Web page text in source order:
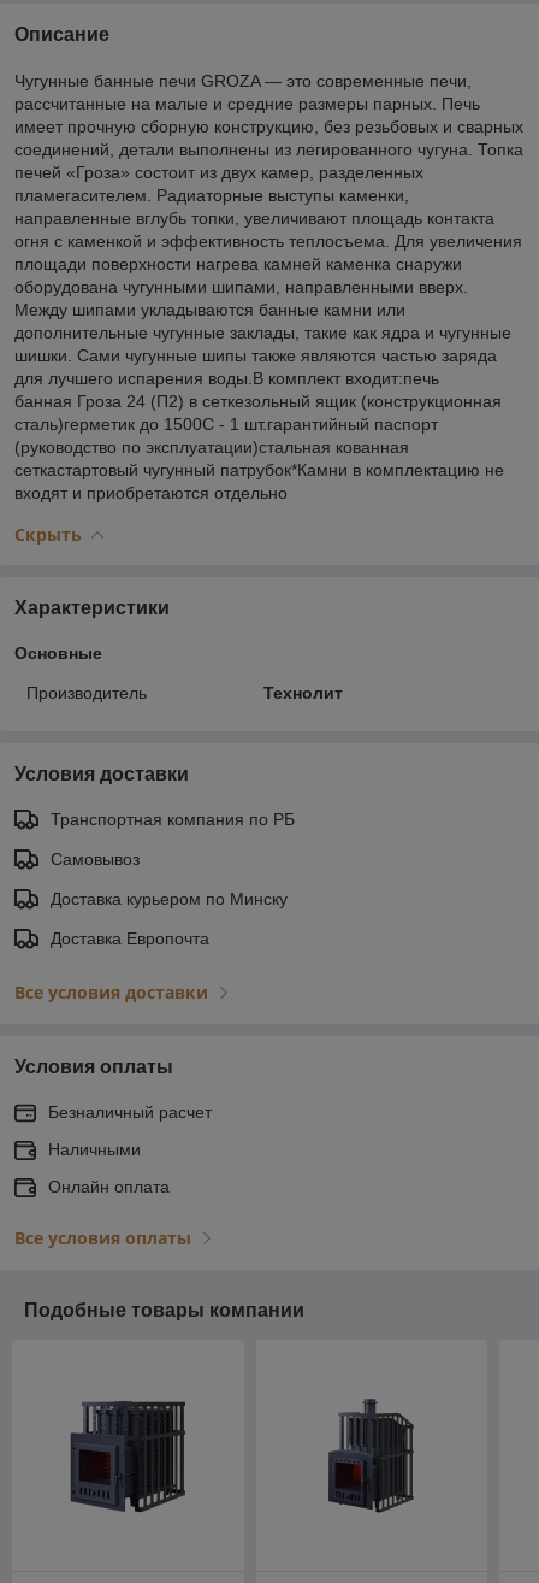
Описание
Чугунные банные печи GROZA — это современные печи,
рассчитанные на малые и средние размеры парных. Печь
имеет прочную сборную конструкцию, без резьбовых и сварных
соединений, детали выполнены из легированного чугуна. Топка
печей «Гроза» состоит из двух камер, разделенных
пламегасителем. Радиаторные выступы каменки,
направленные вглубь топки, увеличивают площадь контакта
огня с каменкой и эффективность теплосъема. Для увеличения
площади поверхности нагрева камней каменка снаружи
оборудована чугунными шипами, направленными вверх.
Между шипами укладываются банные камни или
дополнительные чугунные заклады, такие как ядра и чугунные
шишки. Сами чугунные шипы также являются частью заряда
для лучшего испарения воды.В комплект входит:печь
банная Гроза 24 (П2) в сеткезольный ящик (конструкционная
сталь)герметик до 1500С - 1 шт.гарантийный паспорт
(руководство по эксплуатации)стальная кованная
сеткастартовый чугунный патрубок*Камни в комплектацию не
входят и приобретаются отдельно
Скрыть
Характеристики
Основные
Производитель Технолит
Условия доставки
Транспортная компания по РБ
Самовывоз
Доставка курьером по Минску
Доставка Европочта
Все условия доставки
Условия оплаты
Безналичный расчет
Наличными
Онлайн оплата
Все условия оплаты
Подобные товары компании